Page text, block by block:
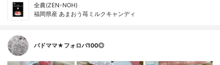
全農(ZEN-NOH)
福岡県産 あまおう苺ミルクキャンディ
バドママ★フォロバ100◎